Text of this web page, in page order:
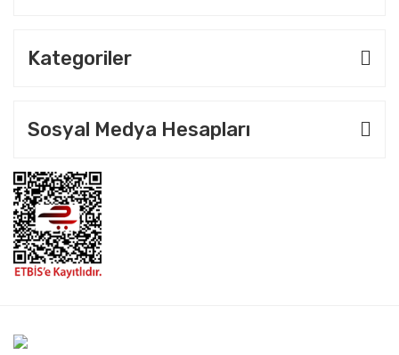
Kategoriler
Sosyal Medya Hesapları